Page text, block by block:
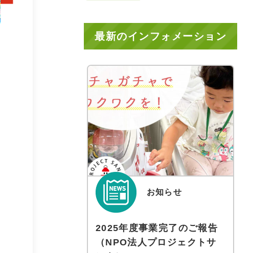
最新のインフォメーション
お知らせ
2025年度事業完了のご報告
（NPO法人プロジェクトサ